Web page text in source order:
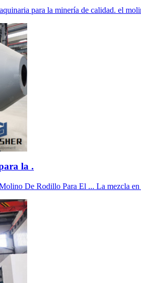
para la minería de calidad. el
la .
De Rodillo Para El ... La mezcla